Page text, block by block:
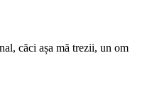
căci așa mă trezii, un om